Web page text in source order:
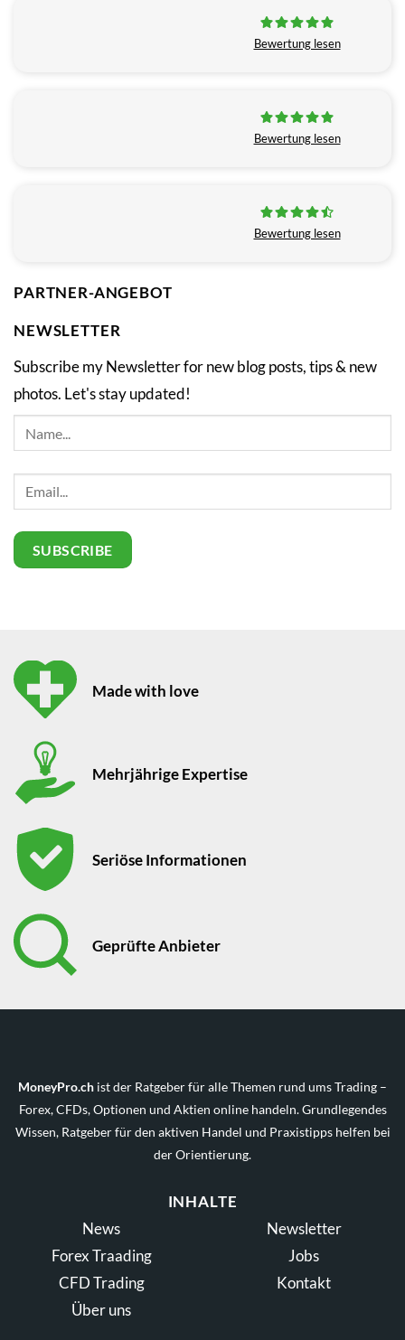
Bewertung lesen
Bewertung lesen
Bewertung lesen
PARTNER-ANGEBOT
NEWSLETTER
Subscribe my Newsletter for new blog posts, tips & new
photos. Let's stay updated!
Made with love
Mehrjährige Expertise
Seriöse Informationen
Geprüfte Anbieter
MoneyPro.ch ist der Ratgeber für alle Themen rund ums Trading –
Forex, CFDs, Optionen und Aktien online handeln. Grundlegendes
Wissen, Ratgeber für den aktiven Handel und Praxistipps helfen bei
der Orientierung.
INHALTE
News
Forex Traading
CFD Trading
Über uns
Newsletter
Jobs
Kontakt